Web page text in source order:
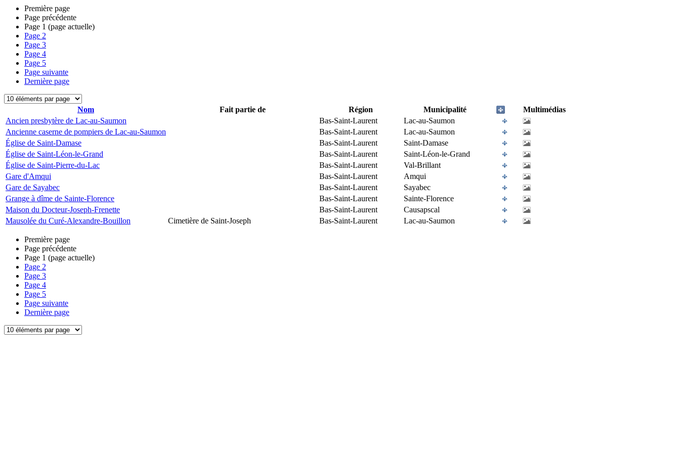
Première page
Page précédente
Page 1 (page actuelle)
Page 2
Page 3
Page 4
Page 5
Page suivante
Dernière page
Nom Fait partie de Région Municipalité
Multimédias
Ancien presbytère de Lac-au-Saumon
Bas-Saint-Laurent
Lac-au-Saumon
Ancienne caserne de pompiers de Lac-au-Saumon
Bas-Saint-Laurent
Lac-au-Saumon
Église de Saint-Damase
Bas-Saint-Laurent
Saint-Damase
Église de Saint-Léon-le-Grand
Bas-Saint-Laurent
Saint-Léon-le-Grand
Église de Saint-Pierre-du-Lac
Bas-Saint-Laurent
Val-Brillant
Gare d'Amqui
Bas-Saint-Laurent
Amqui
Gare de Sayabec
Bas-Saint-Laurent
Sayabec
Grange à dîme de Sainte-Florence
Bas-Saint-Laurent
Sainte-Florence
Maison du Docteur-Joseph-Frenette
Bas-Saint-Laurent
Causapscal
Mausolée du Curé-Alexandre-Bouillon
Cimetière de Saint-Joseph Bas-Saint-Laurent Lac-au-Saumon
Première page
Page précédente
Page 1 (page actuelle)
Page 2
Page 3
Page 4
Page 5
Page suivante
Dernière page